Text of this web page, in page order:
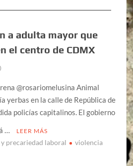
a adulta mayor que
el centro de CDMX
@rosariomelusina Animal
yerbas en la calle de República de
policías capitalinos. El gobierno
…
LEER MÁS
precariedad laboral
violencia